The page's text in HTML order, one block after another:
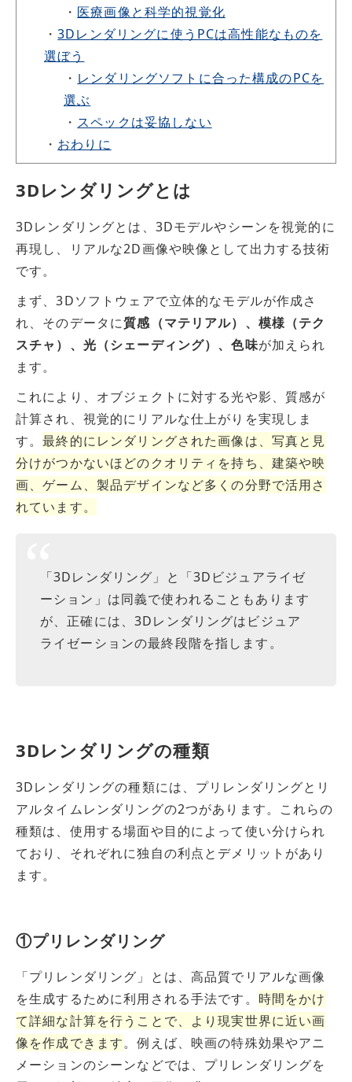
・ 医療画像と科学的視覚化
・3Dレンダリングに使うPCは高性能なものを
選ぼう
・ レンダリングソフトに合った構成のPCを
選ぶ
・ スペックは妥協しない
・ おわりに
3Dレンダリングとは
3Dレンダリングとは、3Dモデルやシーンを視覚的に
再現し、リアルな2D画像や映像として出力する技術
です。
まず、3Dソフトウェアで立体的なモデルが作成さ
れ、そのデータに質感（マテリアル）、模様（テク
スチャ）、光（シェーディング）、色味が加えられ
ます。
これにより、オブジェクトに対する光や影、質感が
計算され、視覚的にリアルな仕上がりを実現しま
す。最終的にレンダリングされた画像は、写真と見
分けがつかないほどのクオリティを持ち、建築や映
画、ゲーム、製品デザインなど多くの分野で活用さ
れています。
「3Dレンダリング」と「3Dビジュアライゼ
ーション」は同義で使われることもあります
が、正確には、3Dレンダリングはビジュア
ライゼーションの最終段階を指します。
3Dレンダリングの種類
3Dレンダリングの種類には、プリレンダリングとリ
アルタイムレンダリングの2つがあります。これらの
種類は、使用する場面や目的によって使い分けられ
ており、それぞれに独自の利点とデメリットがあり
ます。
①プリレンダリング
「プリレンダリング」とは、高品質でリアルな画像
を生成するために利用される手法です。 時間をかけ
て詳細な計算を行うことで、より現実世界に近い画
像を作成できます。例えば、映画の特殊効果やアニ
メーションのシーンなどでは、プリレンダリングを